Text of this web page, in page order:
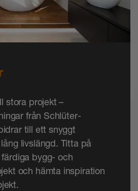
stora projekt –
från Schlüter-
till ett snyggt
livslängd. Titta på
bygg- och
och hämta inspiration